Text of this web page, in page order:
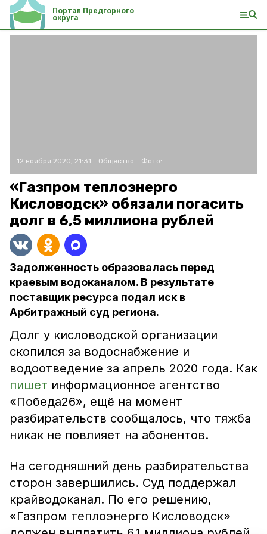
Портал Предгорного
округа
12 ноября 2020, 21:31 Общество Фото:
«Газпром теплоэнерго
Кисловодск» обязали погасить
долг в 6,5 миллиона рублей
Задолженность образовалась перед
краевым водоканалом. В результате
поставщик ресурса подал иск в
Арбитражный суд региона.
Долг у кисловодской организации
скопился за водоснабжение и
водоотведение за апрель 2020 года. Как
пишет информационное агентство
«Победа26», ещё на момент
разбирательств сообщалось, что тяжба
никак не повлияет на абонентов.
На сегодняшний день разбирательства
сторон завершились. Суд поддержал
крайводоканал. По его решению,
«Газпром теплоэнерго Кисловодск»